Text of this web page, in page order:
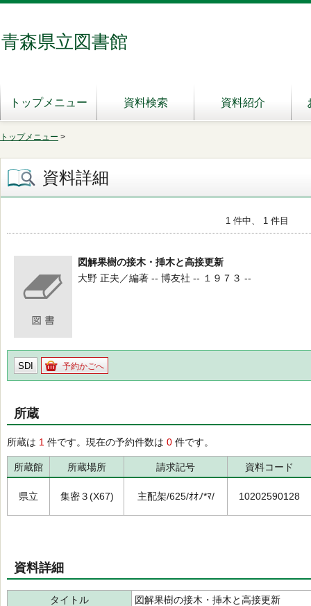
青森県立図書館
トップメニュー 資料検索 資料紹介
トップメニュー >
資料詳細
1 件中、 1 件目
図解果樹の接木・挿木と高接更新
大野 正夫／編著 -- 博友社 -- １９７３ --
SDI 予約かごへ
所蔵
所蔵は 1 件です。現在の予約件数は 0 件です。
所蔵館 所蔵場所 請求記号 資料コード
県立 集密３(X67) 主配架/625/ｵｵﾉ*ﾏ/ 10202590128
資料詳細
タイトル
図解果樹の接木・挿木と高接更新